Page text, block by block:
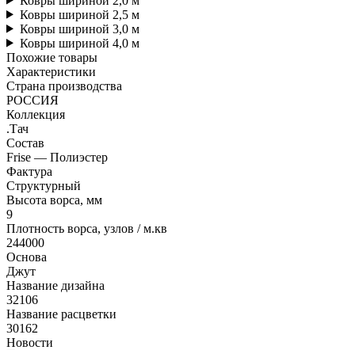
Ковры шириной 2,5 м
Ковры шириной 3,0 м
Ковры шириной 4,0 м
Похожие товары
Характеристики
Страна производства
РОССИЯ
Коллекция
.Тач
Состав
Frise — Полиэстер
Фактура
Структурный
Высота ворса, мм
9
Плотность ворса, узлов / м.кв
244000
Основа
Джут
Название дизайна
32106
Название расцветки
30162
Новости